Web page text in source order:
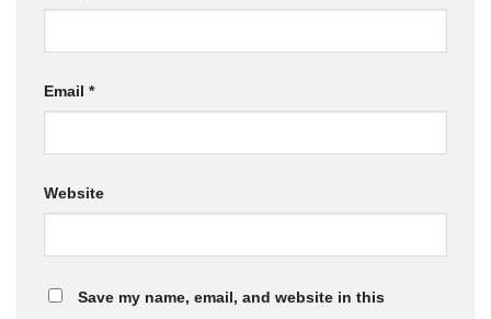
Email *
Website
Save my name, email, and website in this